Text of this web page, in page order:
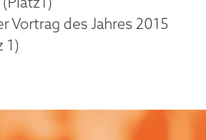
Vortrag des Jahres 2015
1)